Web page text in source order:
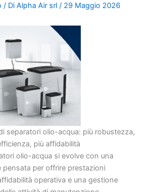
/ Di Alpha Air srl / 29 Maggio 2026
separatori olio-acqua: più robustezza,
più affidabilità
olio-acqua si evolve con una
per offrire prestazioni
operativa e una gestione